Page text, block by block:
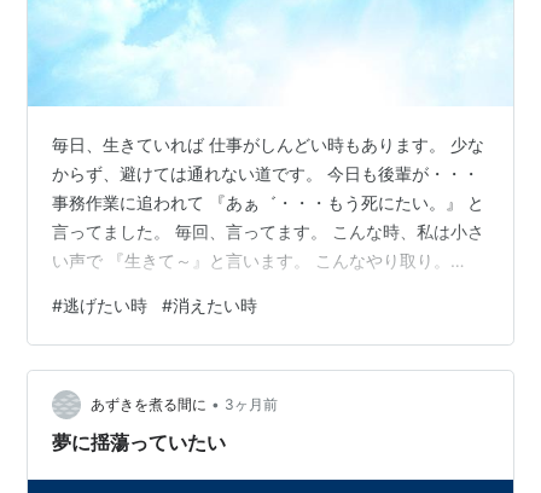
毎日、生きていれば 仕事がしんどい時もあります。 少な
からず、避けては通れない道です。 今日も後輩が・・・
事務作業に追われて 『あぁ゛・・・もう死にたい。』 と
言ってました。 毎回、言ってます。 こんな時、私は小さ
い声で 『生きて～』と言います。 こんなやり取り。
て 『逃げたい』『消えたい』って 事なんだと思う。 少
なからず、私はそうだ。 目の前の山積みの仕事。 大きな
クレーム。 知識のない仕事。 そんな時は、消えてしまい
たくなる。 だから、私も言いそうになる時がある・・・
ただ、死ぬという言葉はなかなか強い。 お風呂に入って
#逃げたい時 #消えたい時
あずきを煮る間に • 3ヶ月前
夢に揺蕩っていたい